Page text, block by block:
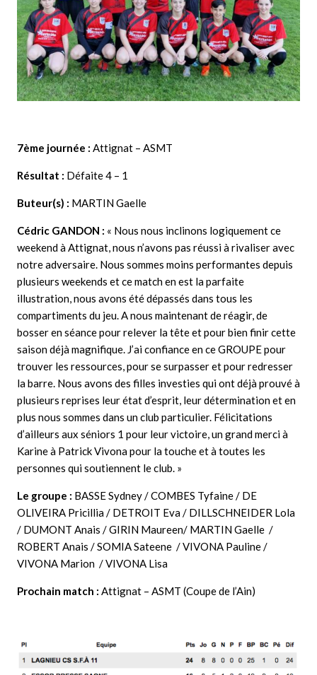
7ème journée : Attignat – ASMT
Résultat : Défaite 4 – 1
Buteur(s) : MARTIN Gaelle
Cédric GANDON : « Nous nous inclinons logiquement ce
weekend à Attignat, nous n’avons pas réussi à rivaliser avec
notre adversaire. Nous sommes moins performantes depuis
plusieurs weekends et ce match en est la parfaite
illustration, nous avons été dépassés dans tous les
compartiments du jeu. A nous maintenant de réagir, de
bosser en séance pour relever la tête et pour bien finir cette
saison déjà magnifique. J’ai confiance en ce GROUPE pour
trouver les ressources, pour se surpasser et pour redresser
la barre. Nous avons des filles investies qui ont déjà prouvé à
plusieurs reprises leur état d’esprit, leur détermination et en
plus nous sommes dans un club particulier. Félicitations
d’ailleurs aux séniors 1 pour leur victoire, un grand merci à
Karine à Patrick Vivona pour la touche et à toutes les
personnes qui soutiennent le club. »
Le groupe : BASSE Sydney / COMBES Tyfaine / DE
OLIVEIRA Pricillia / DETROIT Eva / DILLSCHNEIDER Lola
/ DUMONT Anais / GIRIN Maureen/ MARTIN Gaelle /
ROBERT Anais / SOMIA Sateene / VIVONA Pauline /
VIVONA Marion / VIVONA Lisa
Prochain match : Attignat – ASMT (Coupe de l’Ain)